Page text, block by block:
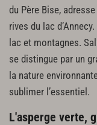
du Père Bise,
rives du lac
lac et montagnes.
se distingue par un
la nature
sublimer l’essentiel.
L'asperge verte,